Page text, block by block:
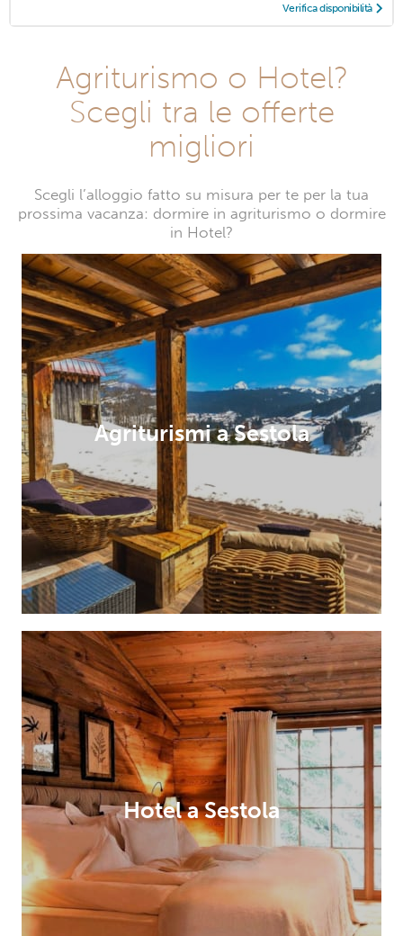
Verifica disponibilità
Agriturismo o Hotel?
Scegli tra le offerte
migliori
Scegli l’alloggio fatto su misura per te per la tua
prossima vacanza: dormire in agriturismo o dormire
in Hotel?
Agriturismi a Sestola
Hotel a Sestola